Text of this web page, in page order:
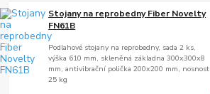
Stojany na reprobedny Fiber Novelty
FN61B
Podlahové stojany na reprobedny, sada 2 ks,
výška 610 mm, skleněná základna 300x300x8
mm, antivibrační polička 200x200 mm, nosnost
25 kg